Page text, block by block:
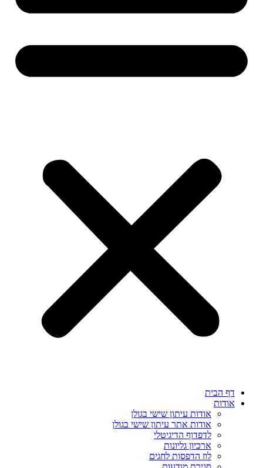
דף הבית
אודות
אודות עיתון שישי בגולן
אודות אתר עיתון שישי בגולן
לדפדוף הדיגיטלי
ארכיון גליונות
לוז הדפסות לחגים